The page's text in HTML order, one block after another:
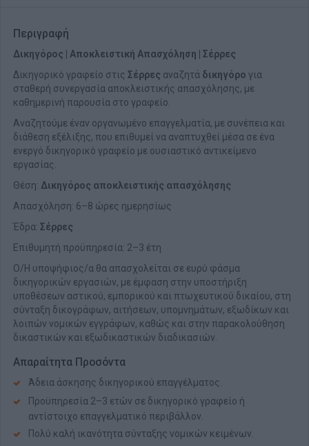
Περιγραφή
Δικηγόρος | Αποκλειστική Απασχόληση | Σέρρες
Δικηγορικό γραφείο στις Σέρρες αναζητά δικηγόρο για
σταθερή συνεργασία αποκλειστικής απασχόλησης, με
καθημερινή παρουσία στο γραφείο.
Αναζητούμε έναν οργανωμένο επαγγελματία, με συνέπεια και
διάθεση εξέλιξης, που επιθυμεί να αναπτυχθεί μέσα σε ένα
ενεργό δικηγορικό γραφείο με ουσιαστικό αντικείμενο
εργασίας.
Θέση: Δικηγόρος αποκλειστικής απασχόλησης
Απασχόληση: 6–8 ώρες ημερησίως
Έδρα: Σέρρες
Επιθυμητή προϋπηρεσία: 2–3 έτη
Ο/Η υποψήφιος/α θα απασχολείται σε ευρύ φάσμα
δικηγορικών εργασιών, με έμφαση στην υποστήριξη
υποθέσεων αστικού, εμπορικού και πτωχευτικού δικαίου, στη
σύνταξη δικογράφων, αιτήσεων, υπομνημάτων, εξωδίκων και
λοιπών νομικών εγγράφων, καθώς και στην παρακολούθηση
δικαστικών και εξωδικαστικών διαδικασιών.
Απαραίτητα Προσόντα
Άδεια άσκησης δικηγορικού επαγγέλματος.
Προϋπηρεσία 2–3 ετών σε δικηγορικό γραφείο ή
αντίστοιχο επαγγελματικό περιβάλλον.
Πολύ καλή ικανότητα σύνταξης νομικών κειμένων.